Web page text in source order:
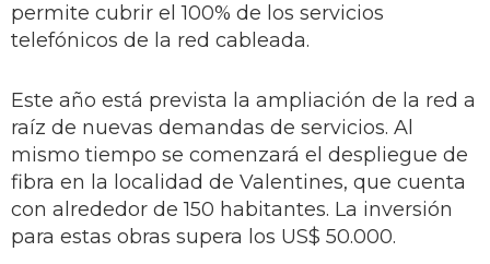
permite cubrir el 100% de los servicios
telefónicos de la red cableada.
Este año está prevista la ampliación de la red a
raíz de nuevas demandas de servicios. Al
mismo tiempo se comenzará el despliegue de
fibra en la localidad de Valentines, que cuenta
con alrededor de 150 habitantes. La inversión
para estas obras supera los US$ 50.000.